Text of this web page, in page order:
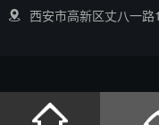
西安市高新区丈八一